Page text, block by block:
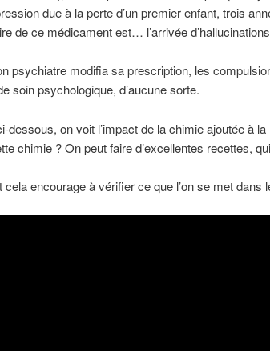
due à la perte d’un premier enfant, trois
de ce médicament est… l’arrivée
psychiatre modifia sa prescription, les
soin psychologique, d’aucune sorte.
dessous, on voit l’impact de la chimie ajoutée à
chimie ? On peut faire d’excellentes recettes,
cela encourage à vérifier ce que l’on se met dans